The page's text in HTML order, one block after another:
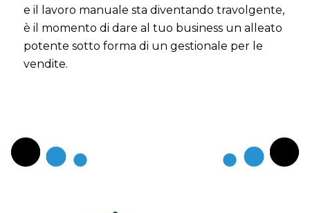
e il lavoro manuale sta diventando travolgente,
è il momento di dare al tuo business un alleato
potente sotto forma di un gestionale per le
vendite.